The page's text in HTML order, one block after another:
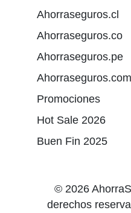
Ahorraseguros.cl
Ahorraseguros.co
Ahorraseguros.pe
Ahorraseguros.com
Promociones
Hot Sale 2026
Buen Fin 2025
© 2026
derechos